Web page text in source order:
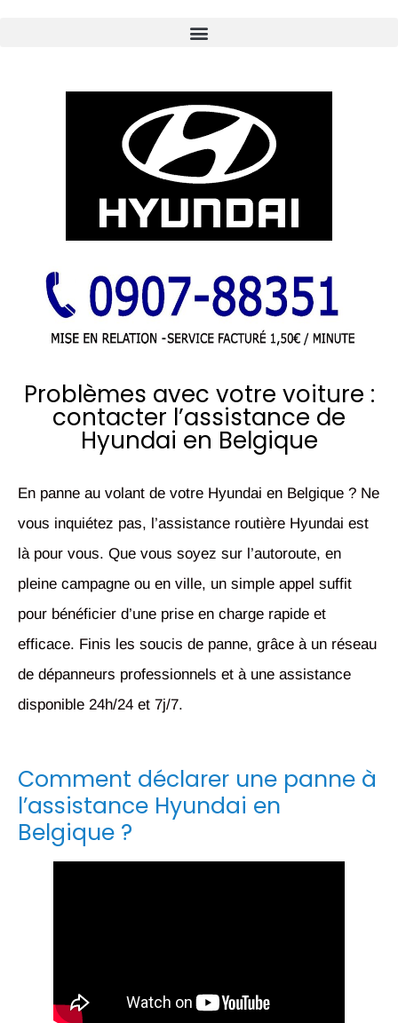
Problèmes avec votre voiture :
contacter l’assistance de
Hyundai en Belgique
En panne au volant de votre Hyundai en Belgique ? Ne
vous inquiétez pas, l’assistance routière Hyundai est
là pour vous. Que vous soyez sur l’autoroute, en
pleine campagne ou en ville, un simple appel suffit
pour bénéficier d’une prise en charge rapide et
efficace. Finis les soucis de panne, grâce à un réseau
de dépanneurs professionnels et à une assistance
disponible 24h/24 et 7j/7.
Comment déclarer une panne à
l’assistance Hyundai en
Belgique ?